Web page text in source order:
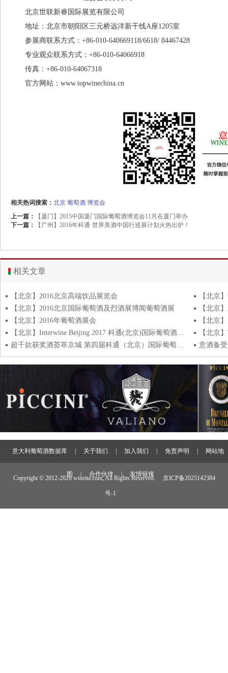
北京世联新睿国际展览有限公司
地址：北京市朝阳区三元桥远洋新干线A座1205室
参展商联系方式：+86-010-640669118/6618/ 84467428
专业观众联系方式：+86-010-64066918
传真：+86-010-64067318
官方网站：www.topwinechina.cn
相关热词搜索： 北京 葡萄酒 博览会
上一篇：
【厦门】2015中国厦门国际葡萄酒博览会11月在厦门举办
下一篇：
【广州】2016年科通·世界美酒中国行巡展计划火热出炉！
相关文章
【北京】2016北京高端饮品展览会
【北京】2016北京国际葡萄酒及烈酒展博闻葡萄酒展
【北京
【北京】2016年葡萄酒展会
【北京】Interwine Beijing 2017 科通(北京)国际葡萄酒烈酒展览会
超千款获奖酒荟萃京城 第四届科通（北京）国际葡萄酒烈酒精品展27日将在千禧酒店开幕
意大利葡萄酒数据库 关于我们 加入我们 免责声明 网站地
图 合作伙伴 友情链接
Copyright © 2012-2026 wineita.com, All Rights Reserved. 京ICP备2025142384
号-1